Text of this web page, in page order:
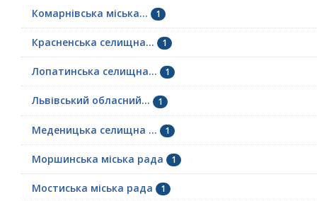
Комарнівська міська... 1
Красненська селищна... 1
Лопатинська селищна... 1
Львівський обласний... 1
Меденицька селищна ... 1
Моршинська міська рада 1
Мостиська міська рада 1